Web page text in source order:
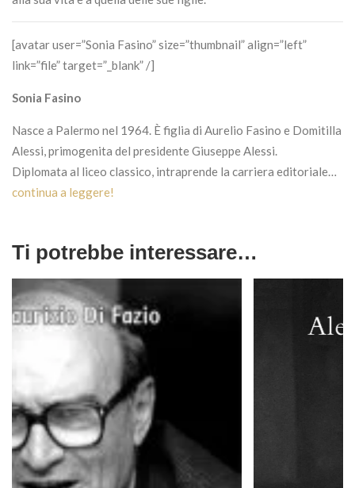
[avatar user=”Sonia Fasino” size=”thumbnail” align=”left”
link=”file” target=”_blank” /]
Sonia Fasino
Nasce a Palermo nel 1964. È figlia di Aurelio Fasino e Domitilla
Alessi, primogenita del presidente Giuseppe Alessi.
Diplomata al liceo classico, intraprende la carriera editoriale…
continua a leggere!
Ti potrebbe interessare…